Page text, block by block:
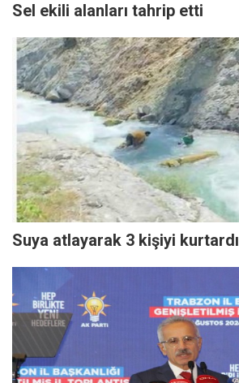
Sel ekili alanları tahrip etti
Suya atlayarak 3 kişiyi kurtardı